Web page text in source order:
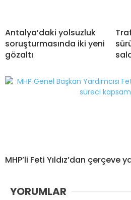
Antalya’daki yolsuzluk
soruşturmasında iki yeni
gözaltı
MHP’li Feti Yıldız’dan
YORUMLAR